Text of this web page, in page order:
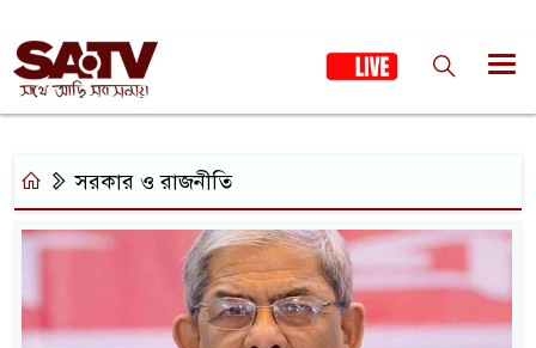
সরকার ও রাজনীতি